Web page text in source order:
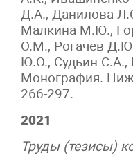
Д.А., Данилова
Малкина М.Ю.,
О.М., Рогачев
Ю.О., Судьин С.А.,
Монография.
266-297.
2021
Труды (тезисы)